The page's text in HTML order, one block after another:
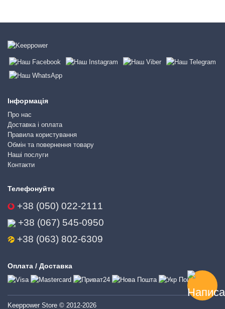
Інформація
Про нас
Доставка і оплата
Правила користування
Обмін та повернення товару
Наші послуги
Контакти
Телефонуйте
+38 (050) 022-2111
+38 (067) 545-0950
+38 (063) 802-6309
Оплата / Доставка
Keeppower Store © 2012-2026